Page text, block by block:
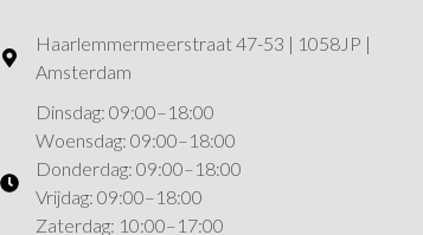
Haarlemmermeerstraat 47-53 | 1058JP |
Amsterdam
Dinsdag: 09:00–18:00
Woensdag: 09:00–18:00
Donderdag: 09:00–18:00
Vrijdag: 09:00–18:00
Zaterdag: 10:00–17:00